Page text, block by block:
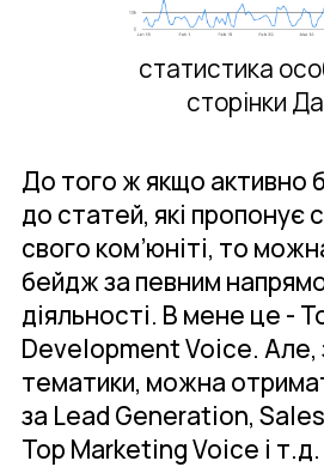
статистика
сторінки
До того ж якщо активно
до статей, які пропонує
свого ком’юніті, то
бейдж за певним
діяльності. В мене це -
Development Voice. Але,
тематики, можна
за Lead Generation,
Top Marketing Voice і т.д.